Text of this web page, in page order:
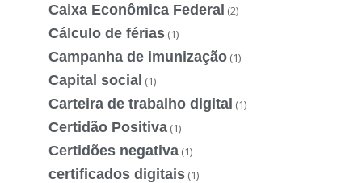
Caixa Econômica Federal (2)
Cálculo de férias (1)
Campanha de imunização (1)
Capital social (1)
Carteira de trabalho digital (1)
Certidão Positiva (1)
Certidões negativa (1)
certificados digitais (1)